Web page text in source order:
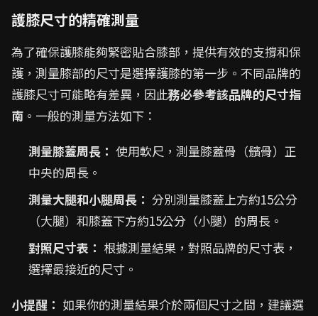
護膝尺寸的精確測量
為了確保護膝能夠緊密貼合膝部，提供有效的支撐和保
護，測量膝部的尺寸是選擇護膝的第一步。不同品牌的
護膝尺寸可能略有差異，因此務必參考該品牌的尺寸指
南 。一般的測量方法如下：
測量膝蓋周長： 使用軟尺，測量膝蓋骨（髕骨）正
中央的周長。
測量大腿和小腿周長： 分別測量膝蓋上方約15公分
（大腿）和膝蓋下方約15公分（小腿）的周長。
對照尺寸表： 根據測量結果，對照品牌的尺寸表，
選擇最接近的尺寸。
小提醒： 如果你的測量結果介於兩個尺寸之間，建議選